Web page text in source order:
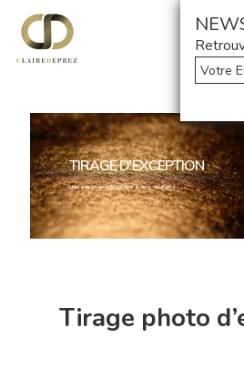
TIRAGE D'EXCEPTION
Une réponse spécifique à vos souhaits
Tirage photo